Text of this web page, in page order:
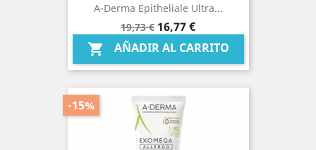
A-Derma Epitheliale Ultra...
Precio
base
19,73 € Precio
16,77 €
 AÑADIR AL CARRITO
-15%